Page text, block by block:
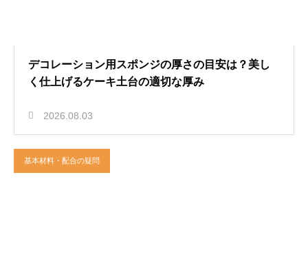
デコレーション用スポンジの厚さの目安は？美し
く仕上げるケーキ土台の適切な厚み
2026.08.03
基本材料・配合の疑問